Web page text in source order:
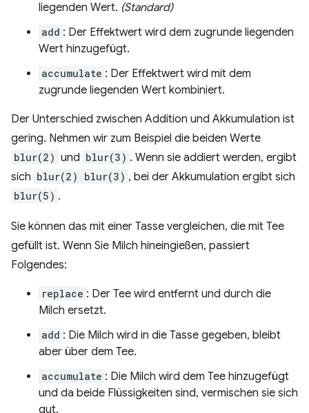
liegenden Wert. (Standard)
add : Der Effektwert wird dem zugrunde liegenden
Wert hinzugefügt.
accumulate : Der Effektwert wird mit dem
zugrunde liegenden Wert kombiniert.
Der Unterschied zwischen Addition und Akkumulation ist
gering. Nehmen wir zum Beispiel die beiden Werte
blur(2) und blur(3) . Wenn sie addiert werden, ergibt
sich blur(2) blur(3) , bei der Akkumulation ergibt sich
blur(5) .
Sie können das mit einer Tasse vergleichen, die mit Tee
gefüllt ist. Wenn Sie Milch hineingießen, passiert
Folgendes:
replace : Der Tee wird entfernt und durch die
Milch ersetzt.
add : Die Milch wird in die Tasse gegeben, bleibt
aber über dem Tee.
accumulate : Die Milch wird dem Tee hinzugefügt
und da beide Flüssigkeiten sind, vermischen sie sich
gut.